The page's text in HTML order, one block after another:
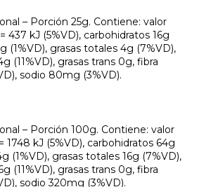
– Porción 25g. Contiene: valor
437 kJ (5%VD), carbohidratos 16g
(1%VD), grasas totales 4g (7%VD),
(11%VD), grasas trans 0g, fibra
sodio 80mg (3%VD).
– Porción 100g. Contiene: valor
1748 kJ (5%VD), carbohidratos 64g
(1%VD), grasas totales 16g (7%VD),
(11%VD), grasas trans 0g, fibra
sodio 320mg (3%VD).